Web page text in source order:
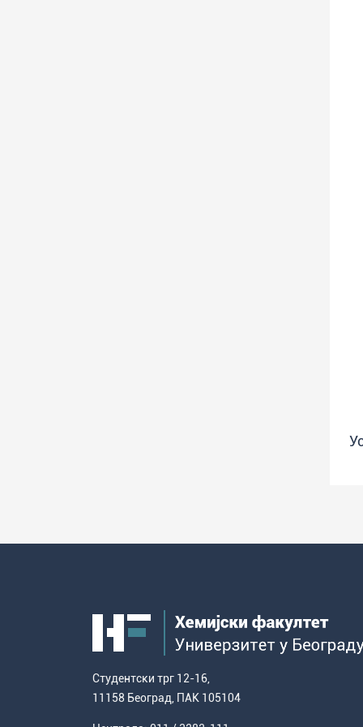
Студентски трг 12-16,
11158 Београд, ПАК 105104